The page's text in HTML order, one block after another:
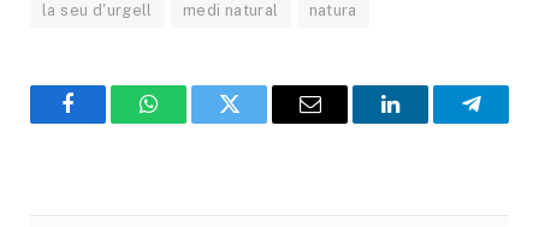
la seu d'urgell medi natural natura
FacebookWhatsAppTwitter Email LinkedIn